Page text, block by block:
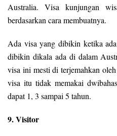
Australia. Visa kunjungan
berdasarkan cara membuatnya.
Ada visa yang dibikin ketika
dibikin dikala ada di dalam
visa ini mesti di terjemahkan
visa itu tidak memakai
dapat 1, 3 sampai 5 tahun.
9. Visitor